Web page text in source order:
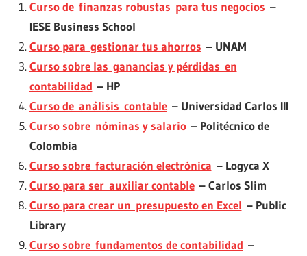
Curso de finanzas robustas para tus negocios –
IESE Business School
Curso para gestionar tus ahorros – UNAM
Curso sobre las ganancias y pérdidas en
contabilidad – HP
Curso de análisis contable– Universidad Carlos III
Curso sobre nóminas y salario– Politécnico de
Colombia
Curso sobre facturación electrónica – Logyca X
Curso para ser auxiliar contable– Carlos Slim
Curso para crear un presupuesto en Excel – Public
Library
Curso sobre fundamentos de contabilidad –